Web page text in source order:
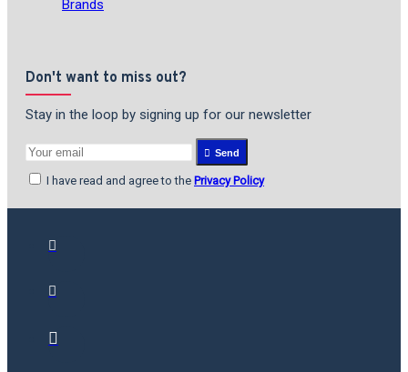
Brands
Don't want to miss out?
Stay in the loop by signing up for our newsletter
Send
I have read and agree to the Privacy Policy